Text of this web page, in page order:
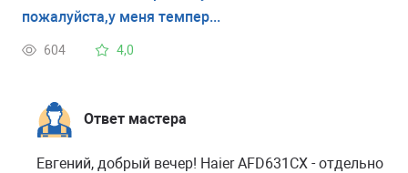
пожалуйста,у меня темпер...
604 4,0
Ответ мастера
Евгений, добрый вечер! Haier AFD631CX - отдельно